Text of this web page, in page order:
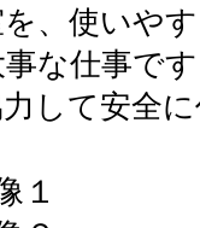
、使いや
な仕事で
して安全